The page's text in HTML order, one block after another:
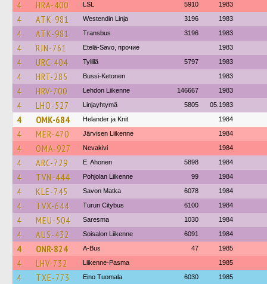
4 HRA-400 LSL 5910 1983
4 ATK-981 Westendin Linja 3196 1983
4 ATK-981 Transbus 3196 1983
4 RJN-761 Etelä-Savo, прочие 1983
4 URC-404 Tyllilä 5797 1983
4 HRT-285 Bussi-Ketonen 1983
4 HRV-700 Lehdon Liikenne 146667 1983
4 LHO-527 Linjayhtymä 5805 05.1983
4 OMK-684 Helander ja Knit 1984
4 MER-470 Järvisen Liikenne 1984
4 OMA-927 Nevakivi 1984
4 ARC-729 E. Ahonen 5898 1984
4 TVN-444 Pohjolan Liikenne 99 1984
4 KLE-745 Savon Matka 6078 1984
4 TVX-644 Turun Citybus 6100 1984
4 MEU-504 Saresma 1030 1984
4 AUS-432 Soisalon Liikenne 6091 1984
4 ONR-824 A-Bus 47 1985
4 LHV-732 Liikenne-Pasma 1985
4 TXE-773 Eino Tuomala 6030 1985